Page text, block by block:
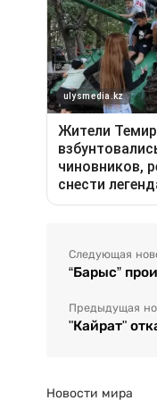
Следующая
“Барыс”
Предыдущая
"Кайрат"
Новости мира